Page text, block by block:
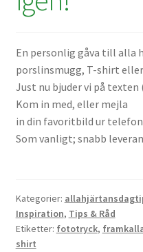
En personlig gåva till alla
porslinsmugg, T-shirt
Just nu bjuder vi på texten
Kom in med, eller mejla
in din favoritbild ur
Som vanligt; snabb
Kategorier:
Inspiration, Tips & Råd
Etiketter: fototryck,
shirt